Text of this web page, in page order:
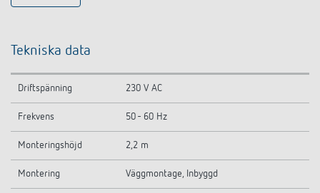
Tekniska data
Driftspänning 230 V AC
Frekvens 50 - 60 Hz
Monteringshöjd 2,2 m
Montering Väggmontage, Inbyggd